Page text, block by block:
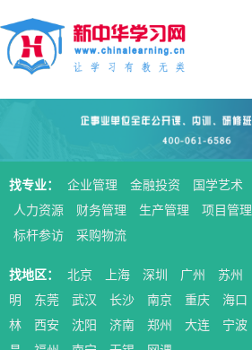
找专业： 企业管理 金融投资 国学艺术
人力资源
财务管理 生产管理 项目管理
标杆参访
采购物流
找地区： 北京 上海 深圳 广州 苏州
明
东莞 武汉 长沙 南京 重庆 海口
林
西安 沈阳 济南 郑州 大连 宁波